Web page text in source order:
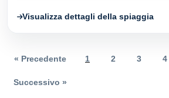
Visualizza dettagli della spiaggia
« Precedente 1 2 3 4
Successivo »